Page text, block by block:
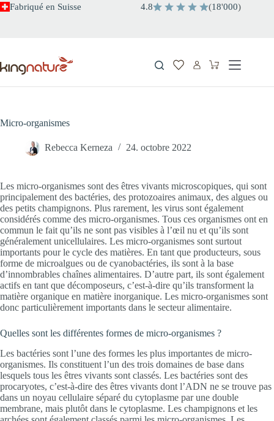
Passer
Fabriqué en Suisse 4.8 (18'000)
Panier
Micro-organismes
Rebecca Kerneza 24. octobre 2022
Les micro-organismes sont des êtres vivants microscopiques, qui sont
principalement des bactéries, des protozoaires animaux, des algues ou
des petits champignons. Plus rarement, les virus sont également
considérés comme des micro-organismes. Tous ces organismes ont en
commun le fait qu’ils ne sont pas visibles à l’œil nu et qu’ils sont
généralement unicellulaires. Les micro-organismes sont surtout
importants pour le cycle des matières. En tant que producteurs, sous
forme de microalgues ou de cyanobactéries, ils sont à la base
d’innombrables chaînes alimentaires. D’autre part, ils sont également
actifs en tant que décomposeurs, c’est-à-dire qu’ils transforment la
matière organique en matière inorganique. Les micro-organismes sont
donc particulièrement importants dans le secteur alimentaire.
Quelles sont les différentes formes de micro-organismes ?
Les bactéries sont l’une des formes les plus importantes de micro-
organismes. Ils constituent l’un des trois domaines de base dans
lesquels tous les êtres vivants sont classés. Les bactéries sont des
procaryotes, c’est-à-dire des êtres vivants dont l’ADN ne se trouve pas
dans un noyau cellulaire séparé du cytoplasme par une double
membrane, mais plutôt dans le cytoplasme. Les champignons et les